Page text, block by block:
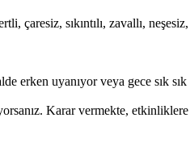
çaresiz, sıkıntılı, zavallı,
erken uyanıyor veya gece sık sık
Karar vermekte,